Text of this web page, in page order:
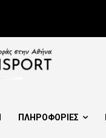
ΠΛΗΡΟΦΟΡΙΕΣ